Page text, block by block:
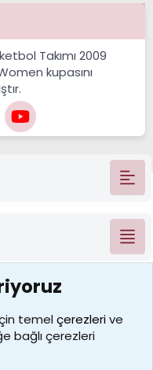
Takımı 2009
kupasını
temelçerezlerive
bağlı çerezleri